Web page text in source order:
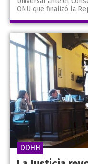
ONU que finalizó la
DDHH